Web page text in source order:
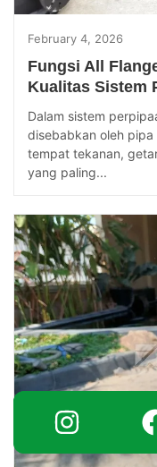
February 4, 2026
Fungsi All
Kualitas Sistem
Dalam sistem
disebabkan oleh
tempat tekanan,
yang paling...